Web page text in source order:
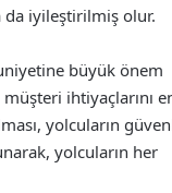
da iyileştirilmiş olur.
büyük önem
ihtiyaçlarını
yolcuların
yolcuların her